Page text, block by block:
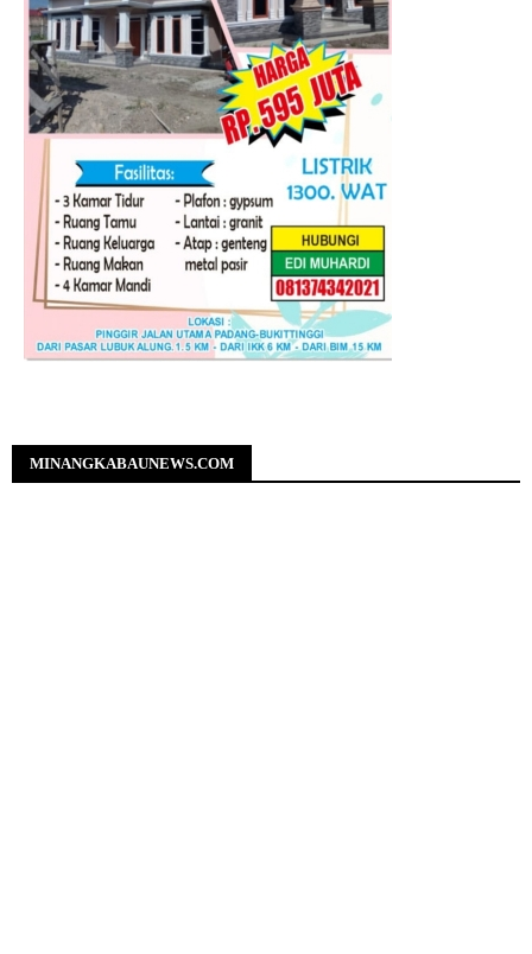
MINANGKABAUNEWS.COM